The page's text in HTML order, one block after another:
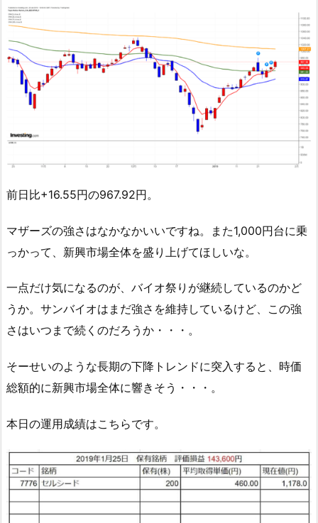
前日比+16.55円の967.92円。
マザーズの強さはなかなかいいですね。また1,000円台に乗
っかって、新興市場全体を盛り上げてほしいな。
一点だけ気になるのが、バイオ祭りが継続しているのかど
うか。サンバイオはまだ強さを維持しているけど、この強
さはいつまで続くのだろうか・・・。
そーせいのような長期の下降トレンドに突入すると、時価
総額的に新興市場全体に響きそう・・・。
本日の運用成績はこちらです。